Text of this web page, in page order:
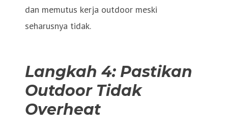
dan memutus kerja outdoor meski
seharusnya tidak.
Langkah 4: Pastikan
Outdoor Tidak
Overheat